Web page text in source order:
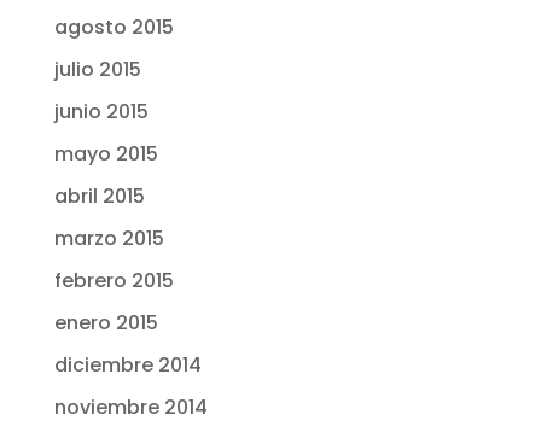
agosto 2015
julio 2015
junio 2015
mayo 2015
abril 2015
marzo 2015
febrero 2015
enero 2015
diciembre 2014
noviembre 2014